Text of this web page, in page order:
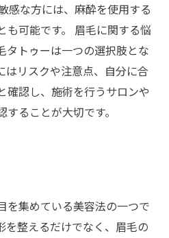
感な方には、麻酔を使用する
も可能です。 眉毛に関する悩
タトゥーは一つの選択肢とな
はリスクや注意点、自分に合
確認し、施術を行うサロンや
ることが大切です。
を集めている美容法の一つで
を整えるだけでなく、眉毛の